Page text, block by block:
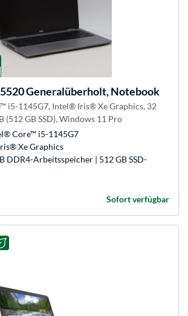
Generalüberholt, Notebook
i5-1145G7, Intel® Iris® Xe Graphics, 32
(512 GB SSD), Windows 11 Pro
Core™ i5-1145G7
Xe Graphics
DDR4-Arbeitsspeicher | 512 GB SSD-
Sofort verfügbar